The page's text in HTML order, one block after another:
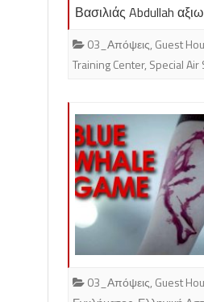
Βασιλιάς Abdullah
03_Απόψεις, Guest
Training Center, Special Air
03_Απόψεις, Guest